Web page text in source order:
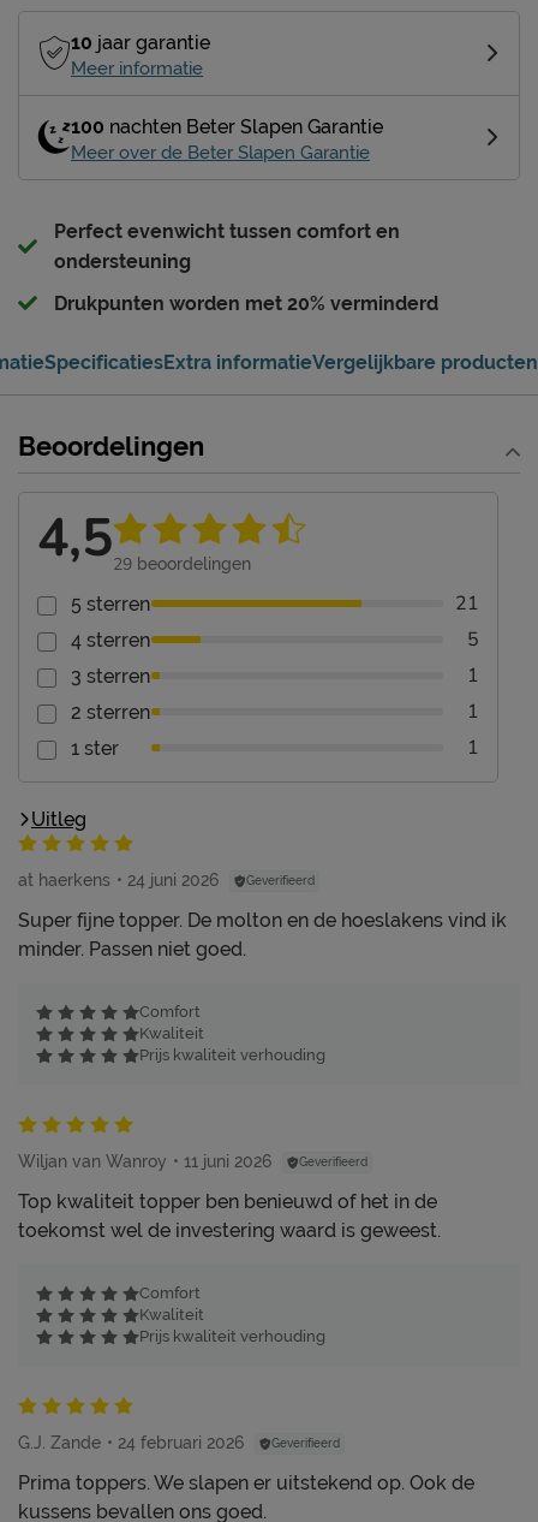
10 jaar garantie
Meer informatie
100 nachten Beter Slapen Garantie
Meer over de Beter Slapen Garantie
Perfect evenwicht tussen comfort en
ondersteuning
Drukpunten worden met 20% verminderd
SpecificatiesExtra informatieVergelijkbare producten
Beoordelingen
4,529 beoordelingen
5 sterren 21
4 sterren 5
3 sterren 1
2 sterren 1
1 ster 1
Uitleg
at haerkens 24 juni 2026 Geverifieerd
Super fijne topper. De molton en de hoeslakens vind ik
minder. Passen niet goed.
Comfort
Kwaliteit
Prijs kwaliteit verhouding
Wiljan van Wanroy 11 juni 2026 Geverifieerd
Top kwaliteit topper ben benieuwd of het in de
toekomst wel de investering waard is geweest.
Comfort
Kwaliteit
Prijs kwaliteit verhouding
G.J. Zande 24 februari 2026 Geverifieerd
Prima toppers. We slapen er uitstekend op. Ook de
kussens bevallen ons goed.